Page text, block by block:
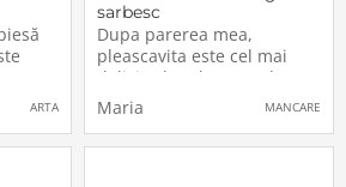
ARTA
sarbesc
Dupa parerea mea,
pleascavita este cel mai
delicios hamburger, dar
aceasta o poti manca in
partea de sud-vest a tarii
deoarece acolo este cat mai
Maria MANCARE